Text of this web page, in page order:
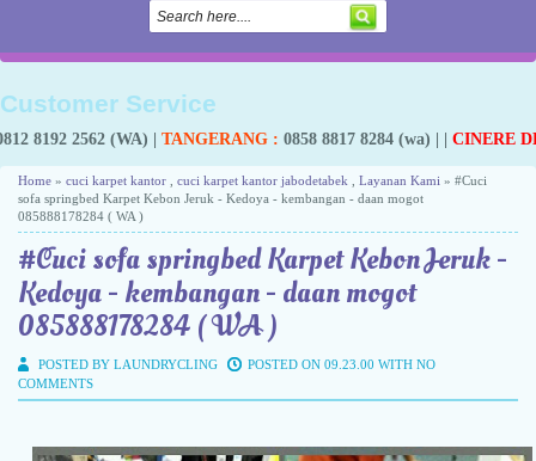
Customer Service
(WA) |TANGERANG:0858 8817 8284 (wa) | | CINERE DEPOK:WA
Home » cuci karpet kantor cuci karpet kantor jabodetabek Layanan Kami » #Cuci
sofa springbed Karpet Kebon Jeruk - Kedoya - kembangan - daan mogot
085888178284 ( WA )
#Cuci sofa springbed Karpet Kebon Jeruk -
Kedoya - kembangan - daan mogot
085888178284 ( WA )
POSTED BY LAUNDRYCLING POSTED ON 09.23.00 WITH NO
COMMENTS